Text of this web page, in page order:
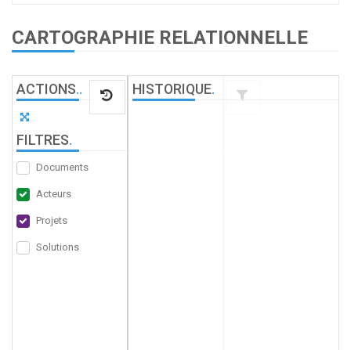
CARTOGRAPHIE RELATIONNELLE
ACTIONS..
FILTRES.
Documents
Acteurs
Projets
Solutions
HISTORIQUE.